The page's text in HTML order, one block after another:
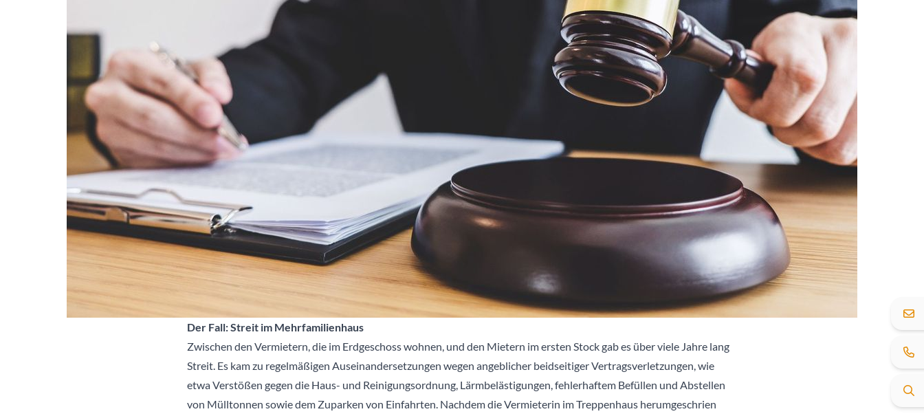
Der Fall: Streit im Mehrfamilienhaus
Zwischen den Vermietern, die im Erdgeschoss wohnen, und den Mietern im ersten Stock gab es über viele Jahre lang
Streit. Es kam zu regelmäßigen Auseinandersetzungen wegen angeblicher beidseitiger Vertragsverletzungen, wie
etwa Verstößen gegen die Haus- und Reinigungsordnung, Lärmbelästigungen, fehlerhaftem Befüllen und Abstellen
von Mülltonnen sowie dem Zuparken von Einfahrten. Nachdem die Vermieterin im Treppenhaus herumgeschrien